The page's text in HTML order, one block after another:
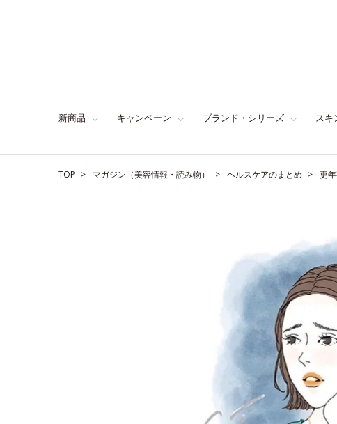
新商品 キャンペーン ブランド・シリーズ スキ
TOP マガジン（美容情報・読み物） ヘルスケアのまとめ 更